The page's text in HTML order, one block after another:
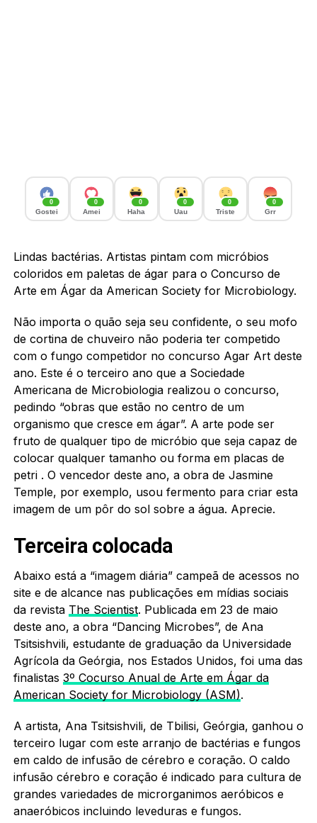
0
Gostei
0
Amei
0
Haha
0
Uau
0
Triste
0
Grr
Lindas bactérias. Artistas pintam com micróbios
coloridos em paletas de ágar para o Concurso de
Arte em Ágar da American Society for Microbiology.
Não importa o quão seja seu confidente, o seu mofo
de cortina de chuveiro não poderia ter competido
com o fungo competidor no concurso Agar Art deste
ano. Este é o terceiro ano que a Sociedade
Americana de Microbiologia realizou o concurso,
pedindo “obras que estão no centro de um
organismo que cresce em ágar”. A arte pode ser
fruto de qualquer tipo de micróbio que seja capaz de
colocar qualquer tamanho ou forma em placas de
petri . O vencedor deste ano, a obra de Jasmine
Temple, por exemplo, usou fermento para criar esta
imagem de um pôr do sol sobre a água. Aprecie.
Terceira colocada
Abaixo está a “imagem diária” campeã de acessos no
site e de alcance nas publicações em mídias sociais
da revista The Scientist. Publicada em 23 de maio
deste ano, a obra “Dancing Microbes”, de Ana
Tsitsishvili, estudante de graduação da Universidade
Agrícola da Geórgia, nos Estados Unidos, foi uma das
finalistas 3º Cocurso Anual de Arte em Ágar da
American Society for Microbiology (ASM).
A artista, Ana Tsitsishvili, de Tbilisi, Geórgia, ganhou o
terceiro lugar com este arranjo de bactérias e fungos
em caldo de infusão de cérebro e coração. O caldo
infusão cérebro e coração é indicado para cultura de
grandes variedades de microrganimos aeróbicos e
anaeróbicos incluindo leveduras e fungos.